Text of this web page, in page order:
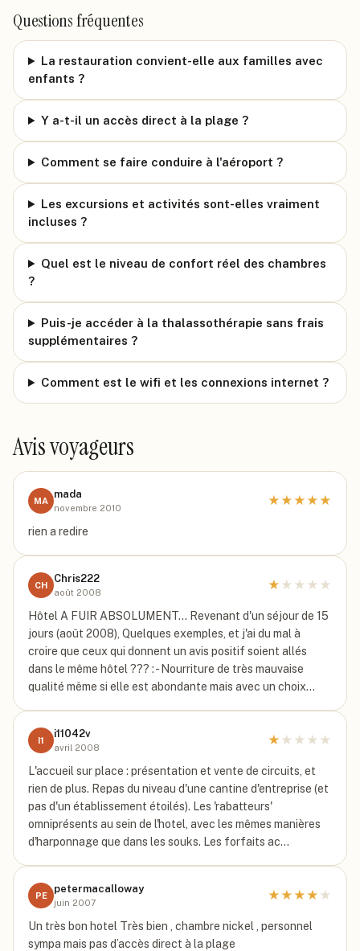
Questions fréquentes
La restauration convient-elle aux familles avec
enfants ?
Y a-t-il un accès direct à la plage ?
Comment se faire conduire à l'aéroport ?
Les excursions et activités sont-elles vraiment
incluses ?
Quel est le niveau de confort réel des chambres
?
Puis-je accéder à la thalassothérapie sans frais
supplémentaires ?
Comment est le wifi et les connexions internet ?
Avis voyageurs
MA
mada
novembre 2010
★★★★★
rien a redire
CH
Chris222
août 2008
★ ★ ★ ★ ★
Hôtel A FUIR ABSOLUMENT... Revenant d'un séjour de 15
jours (août 2008), Quelques exemples, et j'ai du mal à
croire que ceux qui donnent un avis positif soient allés
dans le même hôtel ??? : - Nourriture de très mauvaise
qualité même si elle est abondante mais avec un choix…
I1
i11042v
avril 2008
★ ★ ★ ★ ★
L'accueil sur place : présentation et vente de circuits, et
rien de plus. Repas du niveau d'une cantine d'entreprise (et
pas d'un établissement étoilés). Les 'rabatteurs'
omniprésents au sein de l'hotel, avec les mêmes manières
d'harponnage que dans les souks. Les forfaits ac…
PE
petermacalloway
juin 2007
★★★★ ★
Un très bon hotel Très bien , chambre nickel , personnel
sympa mais pas d’accès direct à la plage